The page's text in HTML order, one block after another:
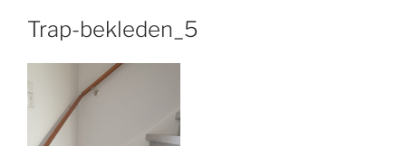
Trap-bekleden_5